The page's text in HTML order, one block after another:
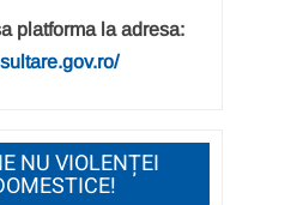
platforma la adresa:
NU VIOLENȚEI